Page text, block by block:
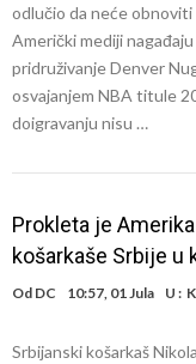
odlučio da neće obnoviti
Američki mediji
pridruživanje Denver
osvajanjem NBA titule
doigravanju nisu …
Prokleta je
košarkaše Srbije u
Od DC 10:57, 01 Jula U :
Srbijanski košarkaš